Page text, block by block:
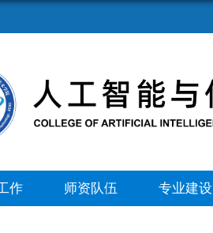
作 师资队伍 专业建设